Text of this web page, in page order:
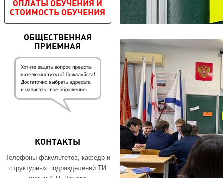
ОПЛАТЫ ОБУЧЕНИЯ И
СТОИМОСТЬ ОБУЧЕНИЯ
ОБЩЕСТВЕННАЯ
ПРИЕМНАЯ
КОНТАКТЫ
Телефоны факультетов, кафедр и
структурных подразделений ТИ